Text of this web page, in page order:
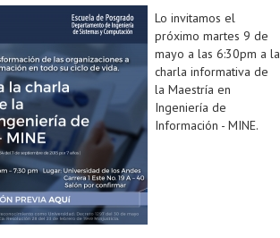
Lo invitamos el
próximo martes 9 de
mayo a las 6:30pm a la
charla informativa de
la Maestría en
Ingeniería de
Información - MINE.